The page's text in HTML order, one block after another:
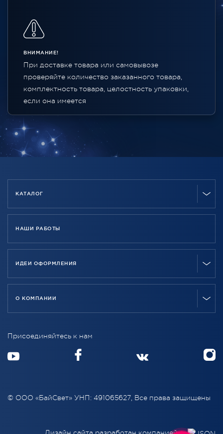
ВНИМАНИЕ!
При доставке товара или самовывозе
проверяйте количество заказанного товара,
комплектность товара, целостность упаковки,
если она имеется
КАТАЛОГ
НАШИ РАБОТЫ
ИДЕИ ОФОРМЛЕНИЯ
О КОМПАНИИ
Присоединяйтесь к нам
© ООО «БайСвет» УНП: 491065627, Все права защищены